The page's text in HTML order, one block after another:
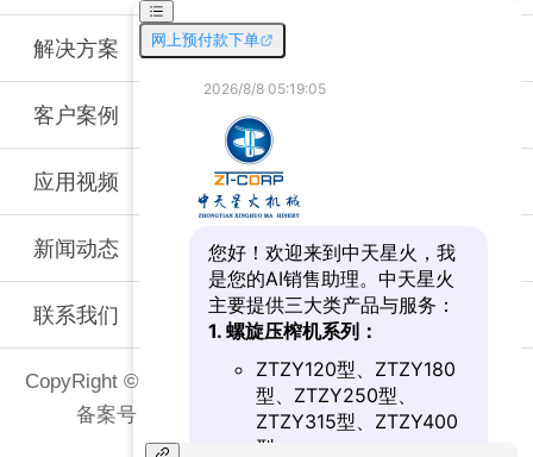
解决方案
客户案例
应用视频
新闻动态
联系我们
CopyRight © 2019-2021 新乡市中天星火机械有限公司
备案号：
豫ICP备19024884号-4
网站地图
技术支持：